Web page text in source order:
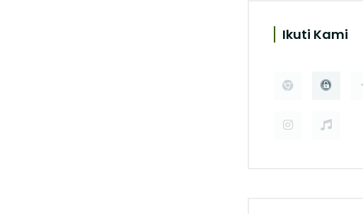
Ikuti Kami